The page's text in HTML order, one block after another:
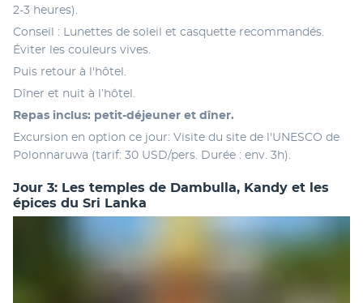
2-3 heures).
Conseil : Lunettes de soleil et casquette recommandés.
Éviter les couleurs vives.
Puis retour à l'hôtel.
Dîner et nuit à l’hôtel.
Repas inclus: petit-déjeuner et dîner.
Excursion en option ce jour: Visite du site de l'UNESCO de
Polonnaruwa (tarif: 30 USD/pers. Durée : env. 3h).
Jour 3: Les temples de Dambulla, Kandy et les
épices du Sri Lanka